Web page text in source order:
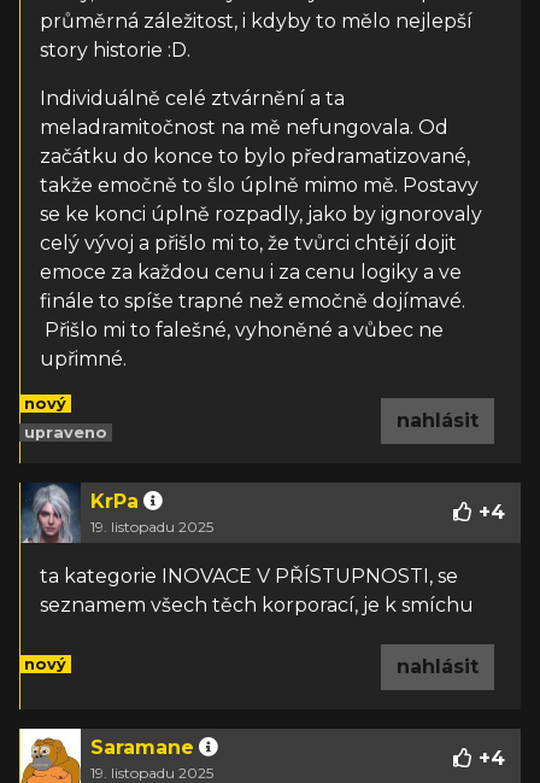
průměrná záležitost, i kdyby to mělo nejlepší
story historie :D.
Individuálně celé ztvárnění a ta
meladramitočnost na mě nefungovala. Od
začátku do konce to bylo předramatizované,
takže emočně to šlo úplně mimo mě. Postavy
se ke konci úplně rozpadly, jako by ignorovaly
celý vývoj a přišlo mi to, že tvůrci chtějí dojit
emoce za každou cenu i za cenu logiky a ve
finále to spíše trapné než emočně dojímavé.
Přišlo mi to falešné, vyhoněné a vůbec ne
upřimné.
nový
upraveno
nahlásit
KrPa
19. listopadu 2025
+4
ta kategorie INOVACE V PŘÍSTUPNOSTI, se
seznamem všech těch korporací, je k smíchu
nový nahlásit
Saramane
19. listopadu 2025
+4